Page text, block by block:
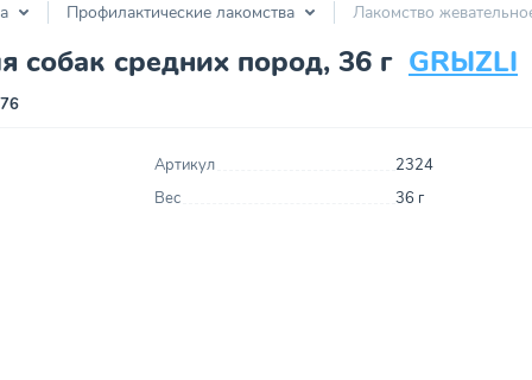
Профилактические лакомства Лакомство
собак средних пород, 36 г GRЫZLI
Артикул
2324
Вес
36 г